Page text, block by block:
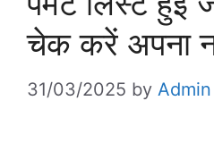
चेक करें अपना
31/03/2025 by Admin